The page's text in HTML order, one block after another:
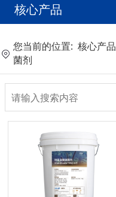
核心产品
您当前的位置: 核心产品
菌剂